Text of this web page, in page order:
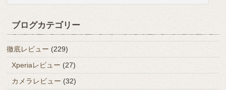
ブログカテゴリー
徹底レビュー (229)
Xperiaレビュー (27)
カメラレビュー (32)